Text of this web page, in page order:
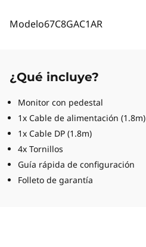
Modelo67C8GAC1AR
¿Qué incluye?
Monitor con pedestal
1x Cable de alimentación (1.8m)
1x Cable DP (1.8m)
4x Tornillos
Guía rápida de configuración
Folleto de garantía